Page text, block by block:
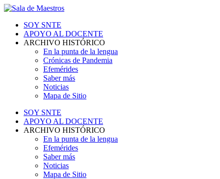
SOY SNTE
APOYO AL DOCENTE
ARCHIVO HISTÓRICO
En la punta de la lengua
Crónicas de Pandemia
Efemérides
Saber más
Noticias
Mapa de Sitio
SOY SNTE
APOYO AL DOCENTE
ARCHIVO HISTÓRICO
En la punta de la lengua
Efemérides
Saber más
Noticias
Mapa de Sitio